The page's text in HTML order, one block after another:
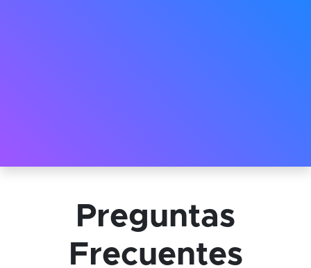
Preguntas
Frecuentes